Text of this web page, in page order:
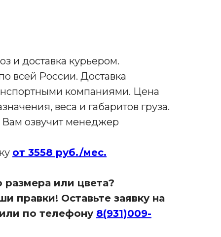
и доставка курьером.
всей России. Доставка
компаниями. Цена
веса и габаритов груза.
Вам озвучит менеджер
от 3558 руб./мес.
или цвета?
правки! Оставьте заявку на
или по телефону 8(931)009-